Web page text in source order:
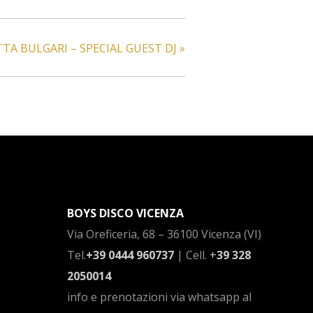
BULGARI – SPECIAL GUEST DJ »
BOYS DISCO VICENZA
Via Oreficeria, 68 – 36100 Vicenza (VI)
Tel.+39 0444 960737 | Cell. +39 328
2050014
info e prenotazioni via whatsapp al